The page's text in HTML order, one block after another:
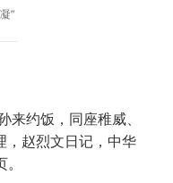
”
来约饭，同座稚威、
，赵烈文日记，中华